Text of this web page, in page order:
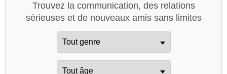
Trouvez la communication, des relations
sérieuses et de nouveaux amis sans limites